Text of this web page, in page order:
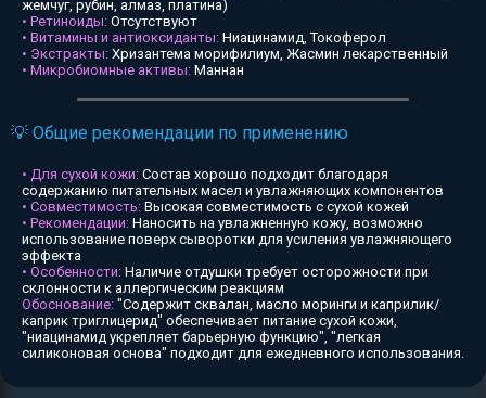
жемчуг, рубин, алмаз, платина)
• Ретиноиды: Отсутствуют
• Витамины и антиоксиданты: Ниацинамид, Токоферол
• Экстракты: Хризантема морифилиум, Жасмин лекарственный
• Микробиомные активы: Маннан
💡 Общие рекомендации по применению
• Для сухой кожи: Состав хорошо подходит благодаря
содержанию питательных масел и увлажняющих компонентов
• Совместимость: Высокая совместимость с сухой кожей
• Рекомендации: Наносить на увлажненную кожу, возможно
использование поверх сыворотки для усиления увлажняющего
эффекта
• Особенности: Наличие отдушки требует осторожности при
склонности к аллергическим реакциям
Обоснование: "Содержит сквалан, масло моринги и каприлик/
каприк триглицерид" обеспечивает питание сухой кожи,
"ниацинамид укрепляет барьерную функцию", "легкая
силиконовая основа" подходит для ежедневного использования.